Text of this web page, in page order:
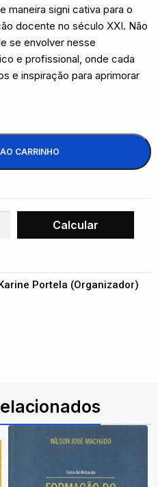
maneira signi cativa para o
docente no século XXI. Não
se envolver nesse
e profissional, onde cada
e inspiração para aprimorar
CARRINHO
Portela (Organizador)